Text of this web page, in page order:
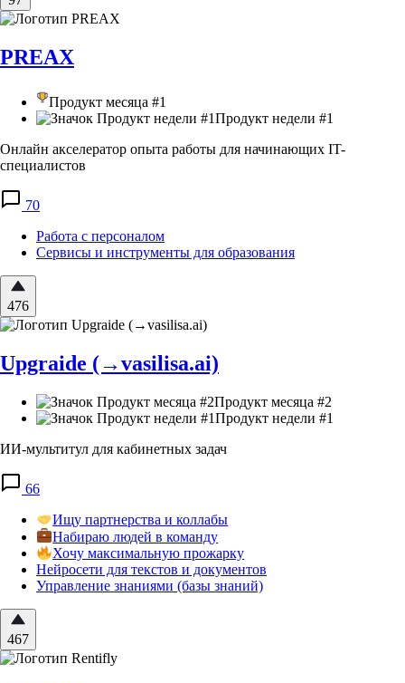
PREAX
Продукт месяца #1
Продукт недели #1
Онлайн акселератор опыта работы для начинающих IT-
специалистов
70
Работа с персоналом
Сервисы и инструменты для образования
476
Upgraide (→vasilisa.ai)
Продукт месяца #2
Продукт недели #1
ИИ-мультитул для кабинетных задач
66
Ищу партнерства и коллабы
Набираю людей в команду
Хочу максимальную прожарку
Нейросети для текстов и документов
Управление знаниями (базы знаний)
467